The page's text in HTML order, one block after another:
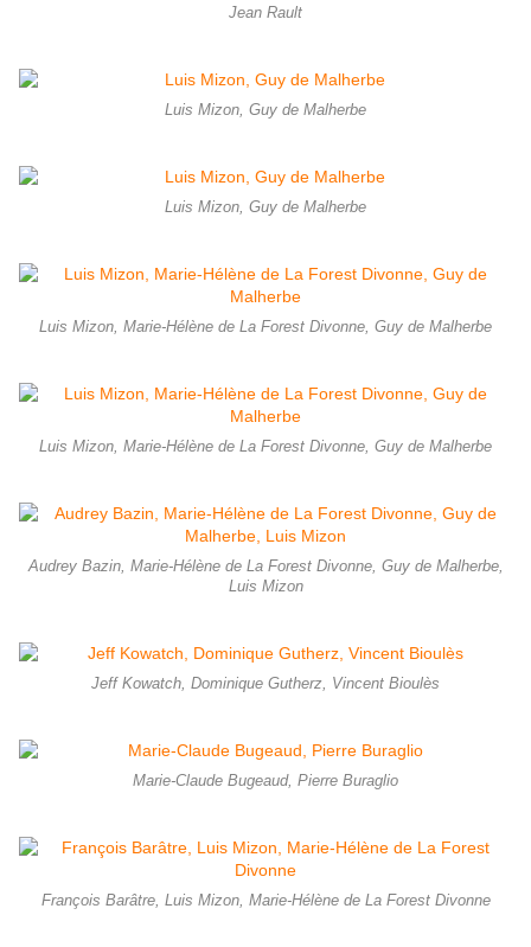
Jean Rault
Luis Mizon, Guy de Malherbe
Luis Mizon, Guy de Malherbe
Luis Mizon, Marie-Hélène de La Forest Divonne, Guy de Malherbe
Luis Mizon, Marie-Hélène de La Forest Divonne, Guy de Malherbe
Audrey Bazin, Marie-Hélène de La Forest Divonne, Guy de Malherbe,
Luis Mizon
Jeff Kowatch, Dominique Gutherz, Vincent Bioulès
Marie-Claude Bugeaud, Pierre Buraglio
François Barâtre, Luis Mizon, Marie-Hélène de La Forest Divonne